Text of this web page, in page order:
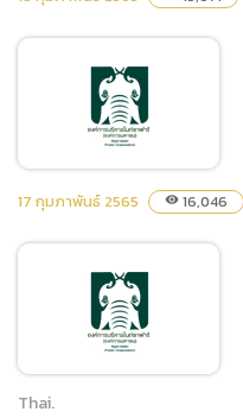
Planning ด้วยวิธีประกวด
ราคาอิเล็กทรอนิกส์ (e-
(ภาษาไทย) บก.06 การจัดซื้อ
เครื่องลดอุณหภูมิ (Freeze
Control)จำนวน 1 ชุด
17 กุมภาพันธ์ 2565 visibility 16,046
Thai.